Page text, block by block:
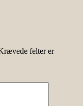
felter er